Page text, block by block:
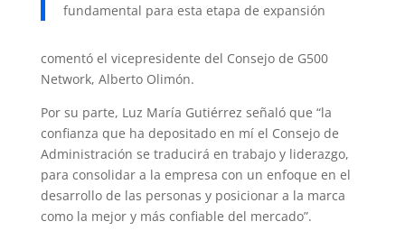
fundamental para esta etapa de expansión
comentó el vicepresidente del Consejo de G500
Network, Alberto Olimón.
Por su parte, Luz María Gutiérrez señaló que “la
confianza que ha depositado en mí el Consejo de
Administración se traducirá en trabajo y liderazgo,
para consolidar a la empresa con un enfoque en el
desarrollo de las personas y posicionar a la marca
como la mejor y más confiable del mercado”.